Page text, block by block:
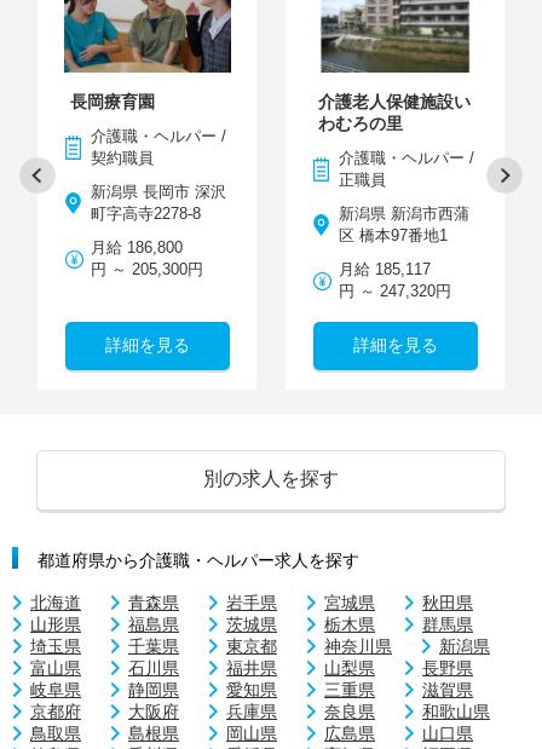
長岡療育園
介護職・ヘルパー /
契約職員
新潟県 長岡市 深沢
町字高寺2278-8
月給 186,800
円 ～ 205,300円
詳細を見る
介護老人保健施設い
わむろの里
介護職・ヘルパー /
正職員
新潟県 新潟市西蒲
区 橋本97番地1
月給 185,117
円 ～ 247,320円
詳細を見る
別の求人を探す
都道府県から介護職・ヘルパー求人を探す
北海道 青森県 岩手県 宮城県
秋田県
山形県
福島県 茨城県 栃木県
群馬県
埼玉県
千葉県 東京都 神奈川県
新潟県
富山県
石川県 福井県 山梨県
長野県
岐阜県
静岡県 愛知県 三重県
滋賀県
京都府
大阪府 兵庫県 奈良県
和歌山県
鳥取県
島根県 岡山県 広島県
山口県